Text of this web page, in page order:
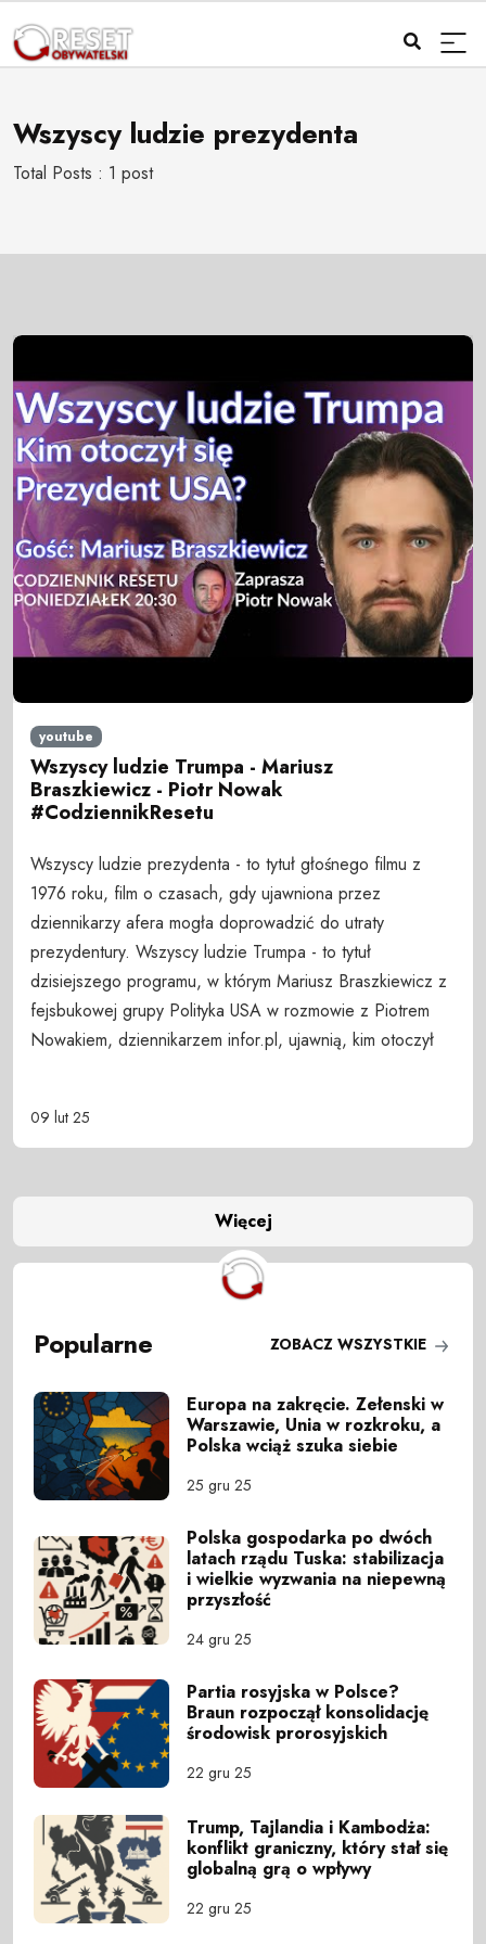
Wszyscy ludzie prezydenta
Total Posts : 1 post
youtube
Wszyscy ludzie Trumpa - Mariusz
Braszkiewicz - Piotr Nowak
#CodziennikResetu
Wszyscy ludzie prezydenta - to tytuł głośnego filmu z
1976 roku, film o czasach, gdy ujawniona przez
dziennikarzy afera mogła doprowadzić do utraty
prezydentury. Wszyscy ludzie Trumpa - to tytuł
dzisiejszego programu, w którym Mariusz Braszkiewicz z
fejsbukowej grupy Polityka USA w rozmowie z Piotrem
Nowakiem, dziennikarzem infor.pl, ujawnią, kim otoczył
09 lut 25
Więcej
Popularne ZOBACZ WSZYSTKIE
Europa na zakręcie. Zełenski w
Warszawie, Unia w rozkroku, a
Polska wciąż szuka siebie
25 gru 25
Polska gospodarka po dwóch
latach rządu Tuska: stabilizacja
i wielkie wyzwania na niepewną
przyszłość
24 gru 25
Partia rosyjska w Polsce?
Braun rozpoczął konsolidację
środowisk prorosyjskich
22 gru 25
Trump, Tajlandia i Kambodża:
konflikt graniczny, który stał się
globalną grą o wpływy
22 gru 25